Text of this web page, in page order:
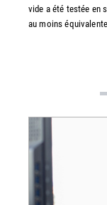
vide a été testée en
au moins